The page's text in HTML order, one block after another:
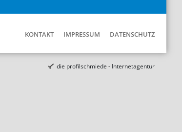
KONTAKT IMPRESSUM DATENSCHUTZ
die profilschmiede - Internetagentur